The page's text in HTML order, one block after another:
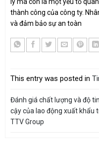
thành công của công ty.
và đảm bảo sự an toàn
This entry was posted in
Đánh giá chất lượng và độ tin
cậy của lao động xuất khẩu
TTV Group